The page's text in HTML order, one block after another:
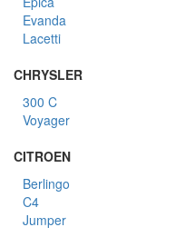
Evanda
Lacetti
CHRYSLER
300 C
Voyager
CITROEN
Berlingo
C4
Jumper